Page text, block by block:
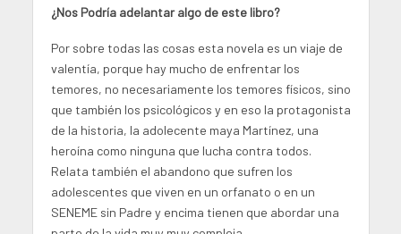
¿Nos Podría adelantar algo de este libro?
Por sobre todas las cosas esta novela es un viaje de
valentía, porque hay mucho de enfrentar los
temores, no necesariamente los temores físicos, sino
que también los psicológicos y en eso la protagonista
de la historia, la adolecente maya Martínez, una
heroína como ninguna que lucha contra todos.
Relata también el abandono que sufren los
adolescentes que viven en un orfanato o en un
SENEME sin Padre y encima tienen que abordar una